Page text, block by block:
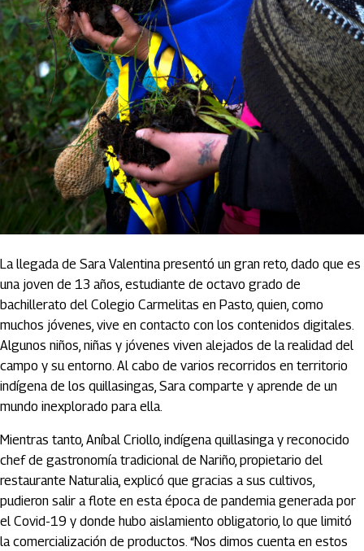
La llegada de Sara Valentina presentó un gran reto, dado que es
una joven de 13 años, estudiante de octavo grado de
bachillerato del Colegio Carmelitas en Pasto, quien, como
muchos jóvenes, vive en contacto con los contenidos digitales.
Algunos niños, niñas y jóvenes viven alejados de la realidad del
campo y su entorno. Al cabo de varios recorridos en territorio
indígena de los quillasingas, Sara comparte y aprende de un
mundo inexplorado para ella.
Mientras tanto, Aníbal Criollo, indígena quillasinga y reconocido
chef de gastronomía tradicional de Nariño, propietario del
restaurante Naturalia, explicó que gracias a sus cultivos,
pudieron salir a flote en esta época de pandemia generada por
el Covid-19 y donde hubo aislamiento obligatorio, lo que limitó
la comercialización de productos. “Nos dimos cuenta en estos